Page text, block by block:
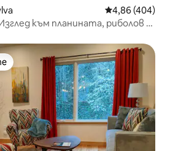
Средна
4,86 (404)
към планината, риболов и
на гостите